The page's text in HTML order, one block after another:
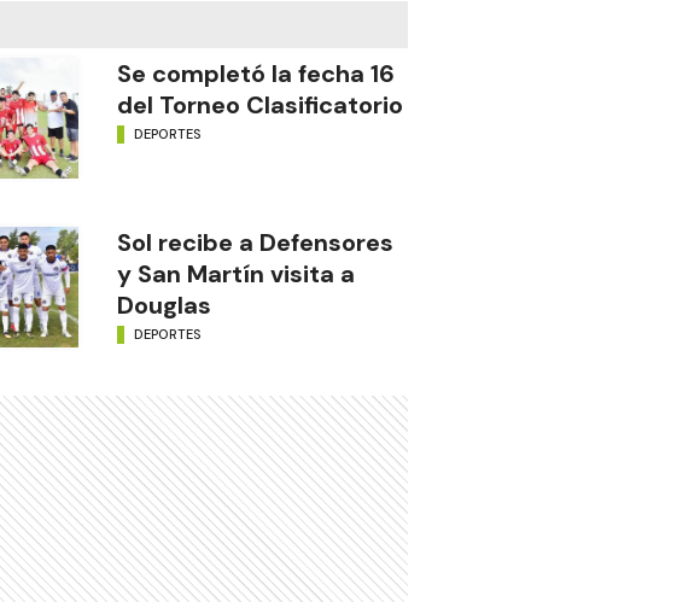
Se completó la fecha 16
del Torneo Clasificatorio
DEPORTES
Sol recibe a Defensores
y San Martín visita a
Douglas
DEPORTES